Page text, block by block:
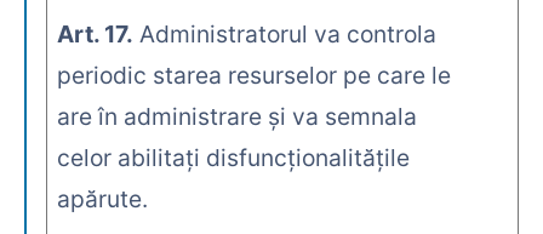
Art. 17. Administratorul va controla
periodic starea resurselor pe care le
are în administrare şi va semnala
celor abilitaţi disfuncţionalităţile
apărute.